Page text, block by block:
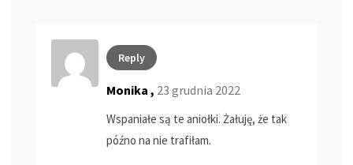
Reply
Monika , 23 grudnia 2022
Wspaniałe są te aniołki. Żałuję, że tak
późno na nie trafiłam.